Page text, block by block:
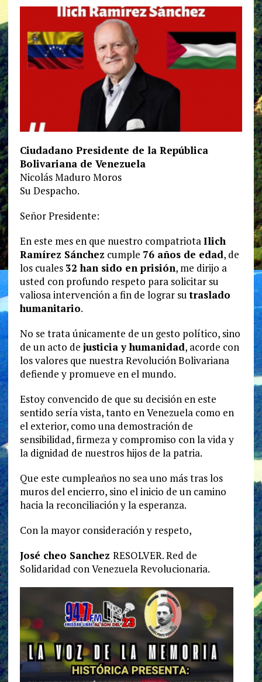
Ciudadano Presidente de la República
Bolivariana de Venezuela
Nicolás Maduro Moros
Su Despacho.
Señor Presidente:
En este mes en que nuestro compatriotaIlich
Ramírez Sánchez cumple 76 años de edad, de
los cuales32 han sido en prisión, me dirijo a
usted con profundo respeto para solicitar su
valiosa intervención a fin de lograr sutraslado
humanitario.
No se trata únicamente de un gesto político, sino
de un acto de justicia y humanidad, acorde con
los valores que nuestra Revolución Bolivariana
defiende y promueve en el mundo.
Estoy convencido de que su decisión en este
sentido sería vista, tanto en Venezuela como en
el exterior, como una demostración de
sensibilidad, firmeza y compromiso con la vida y
la dignidad de nuestros hijos de la patria.
Que este cumpleaños no sea uno más tras los
muros del encierro, sino el inicio de un camino
hacia la reconciliación y la esperanza.
Con la mayor consideración y respeto,
José cheo Sanchez RESOLVER. Red de
Solidaridad con Venezuela Revolucionaria.